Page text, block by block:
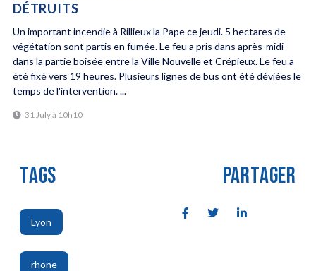
DÉTRUITS
Un important incendie à Rillieux la Pape ce jeudi. 5 hectares de
végétation sont partis en fumée. Le feu a pris dans après-midi
dans la partie boisée entre la Ville Nouvelle et Crépieux. Le feu a
été fixé vers 19 heures. Plusieurs lignes de bus ont été déviées le
temps de l'intervention. ...
31 July à 10h10
TAGS
Lyon
,
rhone
PARTAGER